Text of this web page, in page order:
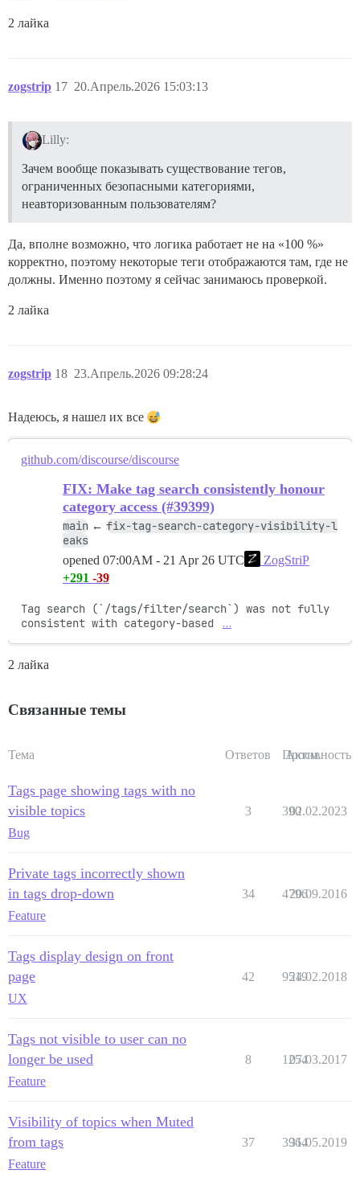
2 лайка
zogstrip 20.Апрель.2026 15:03:13
17
Lilly:
Зачем вообще показывать существование тегов,
ограниченных безопасными категориями,
неавторизованным пользователям?
Да, вполне возможно, что логика работает не на «100 %»
корректно, поэтому некоторые теги отображаются там, где не
должны. Именно поэтому я сейчас занимаюсь проверкой.
2 лайка
zogstrip 23.Апрель.2026 09:28:24
18
Надеюсь, я нашел их все
github.com/discourse/discourse
FIX: Make tag search consistently honour
category access (#39399)
main ← fix-tag-search-category-visibility-l
eaks
opened 07:00AM - 21 Apr 26 UTC
ZogStriP
+291 -39
Tag search (`/tags/filter/search`) was not fully
consistent with category-based
…
2 лайка
Связанные темы
Тема Ответов Просм.
Активность
Tags page showing tags with no
visible topics
Bug
3 390
02.02.2023
Private tags incorrectly shown
in tags drop-down
Feature
34 4796
20.09.2016
Tags display design on front
page
UX
42 9519
24.02.2018
Tags not visible to user can no
longer be used
Feature
8 1254
07.03.2017
Visibility of topics when Muted
from tags
Feature
37 3964
31.05.2019